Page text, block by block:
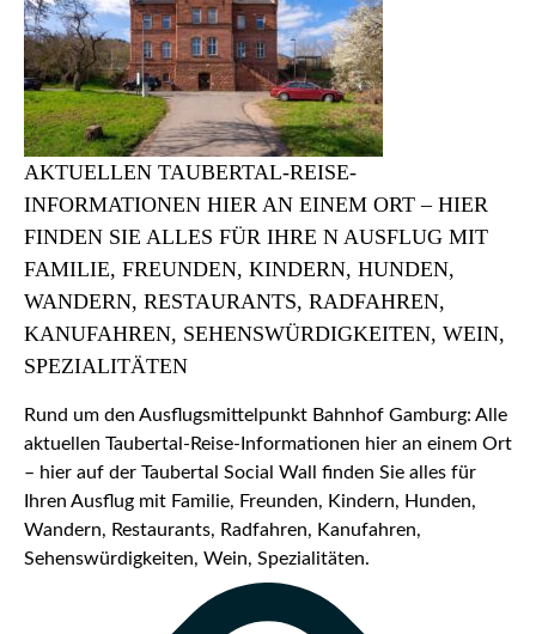
AKTUELLEN TAUBERTAL-REISE-
INFORMATIONEN HIER AN EINEM ORT – HIER
FINDEN SIE ALLES FÜR IHRE N AUSFLUG MIT
FAMILIE, FREUNDEN, KINDERN, HUNDEN,
WANDERN, RESTAURANTS, RADFAHREN,
KANUFAHREN, SEHENSWÜRDIGKEITEN, WEIN,
SPEZIALITÄTEN
Rund um den Ausflugsmittelpunkt Bahnhof Gamburg: Alle
aktuellen Taubertal-Reise-Informationen hier an einem Ort
– hier auf der Taubertal Social Wall finden Sie alles für
Ihren Ausflug mit Familie, Freunden, Kindern, Hunden,
Wandern, Restaurants, Radfahren, Kanufahren,
Sehenswürdigkeiten, Wein, Spezialitäten.